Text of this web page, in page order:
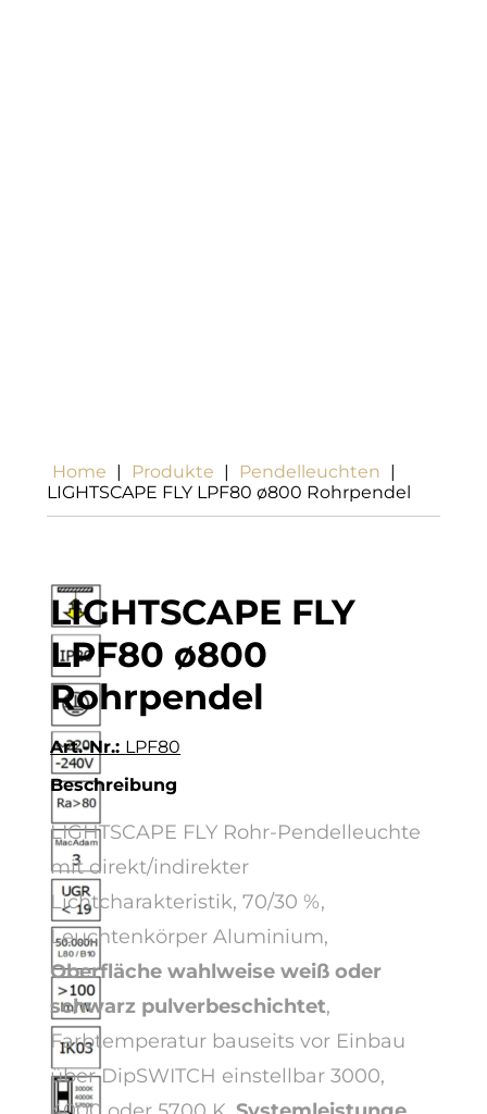
Home | Produkte | Pendelleuchten |
LIGHTSCAPE FLY LPF80 ø800 Rohrpendel
LIGHTSCAPE FLY
LPF80 ø800
Rohrpendel
Art.-Nr.: LPF80
Beschreibung
LIGHTSCAPE FLY Rohr-Pendelleuchte
mit direkt/indirekter
Lichtcharakteristik, 70/30 %,
Leuchtenkörper Aluminium,
Oberfläche wahlweise weiß oder
schwarz pulverbeschichtet,
Farbtemperatur bauseits vor Einbau
über DipSWITCH einstellbar 3000,